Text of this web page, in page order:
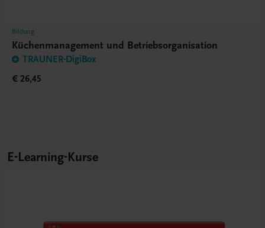
Bildung
Küchenmanagement und Betriebsorganisation
TRAUNER-DigiBox
€ 26,45
E-Learning-Kurse